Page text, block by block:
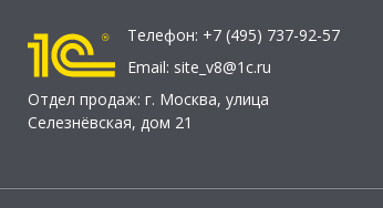
Телефон: +7 (495) 737-92-57
Email: site_v8@1c.ru
Отдел продаж: г. Москва, улица
Селезнёвская, дом 21